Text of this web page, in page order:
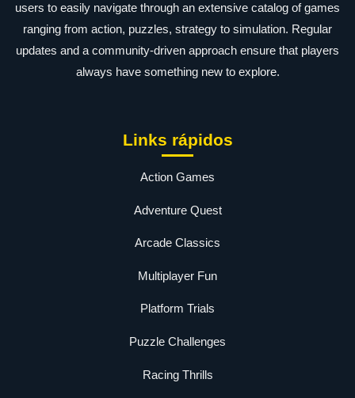
users to easily navigate through an extensive catalog of games
ranging from action, puzzles, strategy to simulation. Regular
updates and a community-driven approach ensure that players
always have something new to explore.
Links rápidos
Action Games
Adventure Quest
Arcade Classics
Multiplayer Fun
Platform Trials
Puzzle Challenges
Racing Thrills